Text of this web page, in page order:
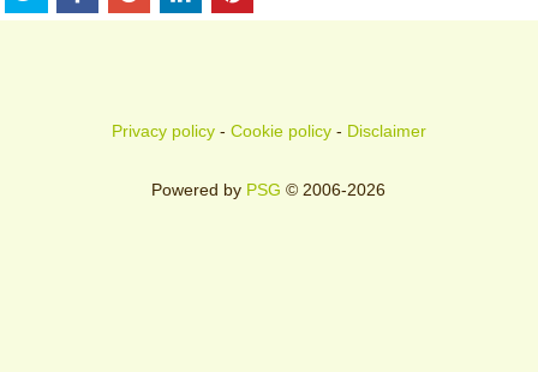
Privacy policy- Cookie policy- Disclaimer
Powered by PSG © 2006-2026